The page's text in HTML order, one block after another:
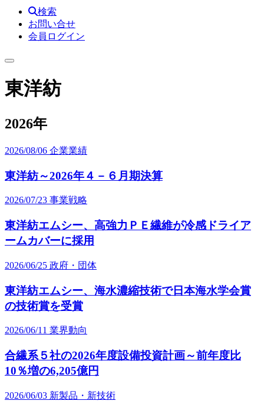
検索
お問い合せ
会員ログイン
東洋紡
2026年
2026/08/06 企業業績
東洋紡～2026年４－６月期決算
2026/07/23 事業戦略
東洋紡エムシー、高強力ＰＥ繊維が冷感ドライア
ームカバーに採用
2026/06/25 政府・団体
東洋紡エムシー、海水濃縮技術で日本海水学会賞
の技術賞を受賞
2026/06/11 業界動向
合繊系５社の2026年度設備投資計画～前年度比
10％増の6,205億円
2026/06/03 新製品・新技術